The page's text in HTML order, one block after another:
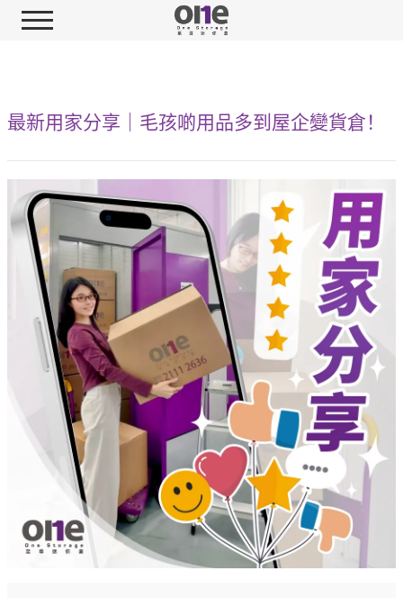
最新用家分享｜毛孩啲用品多到屋企變貨倉！